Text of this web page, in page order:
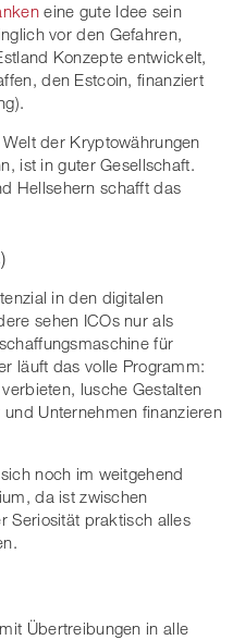
eine gute Idee sein
vor den Gefahren,
Konzepte entwickelt,
den Estcoin, finanziert
der Kryptowährungen
ist in guter Gesellschaft.
Hellsehern schafft das
in den digitalen
sehen ICOs nur als
für
läuft das volle Programm:
lusche Gestalten
Unternehmen finanzieren
noch im weitgehend
da ist zwischen
Seriosität praktisch alles
Übertreibungen in alle